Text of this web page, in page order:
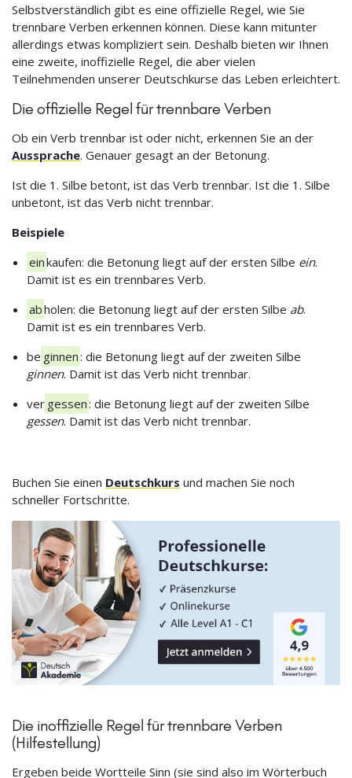
Selbstverständlich gibt es eine offizielle Regel, wie Sie
trennbare Verben erkennen können. Diese kann mitunter
allerdings etwas kompliziert sein. Deshalb bieten wir Ihnen
eine zweite, inoffizielle Regel, die aber vielen
Teilnehmenden unserer Deutschkurse das Leben erleichtert.
Die offizielle Regel für trennbare Verben
Ob ein Verb trennbar ist oder nicht, erkennen Sie an der
Aussprache. Genauer gesagt an der Betonung.
Ist die 1. Silbe betont, ist das Verb trennbar. Ist die 1. Silbe
unbetont, ist das Verb nicht trennbar.
Beispiele
einkaufen: die Betonung liegt auf der ersten Silbe ein.
Damit ist es ein trennbares Verb.
abholen: die Betonung liegt auf der ersten Silbe ab.
Damit ist es ein trennbares Verb.
be ginnen: die Betonung liegt auf der zweiten Silbe
ginnen. Damit ist das Verb nicht trennbar.
ver gessen: die Betonung liegt auf der zweiten Silbe
gessen. Damit ist das Verb nicht trennbar.
Buchen Sie einen Deutschkurs und machen Sie noch
schneller Fortschritte.
Die inoffizielle Regel für trennbare Verben
(Hilfestellung)
Ergeben beide Wortteile Sinn (sie sind also im Wörterbuch